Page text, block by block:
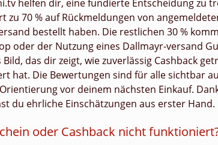
helfen dir, eine fundierte Entscheidung zu
zu 70 % auf Rückmeldungen von
bestellt haben. Die restlichen 30 %
oder der Nutzung eines Dallmayr-versand
das dir zeigt, wie zuverlässig Cashback
hat. Die Bewertungen sind für alle sichtbar
vor deinem nächsten Einkauf.
du ehrliche Einschätzungen aus erster Hand.
oder Cashback nicht